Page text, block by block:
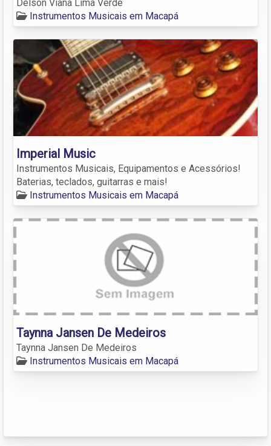
Delson Viana Lima Verde
Instrumentos Musicais em Macapá
Imperial Music
Instrumentos Musicais, Equipamentos e Acessórios!
Baterias, teclados, guitarras e mais!
Instrumentos Musicais em Macapá
Taynna Jansen De Medeiros
Taynna Jansen De Medeiros
Instrumentos Musicais em Macapá